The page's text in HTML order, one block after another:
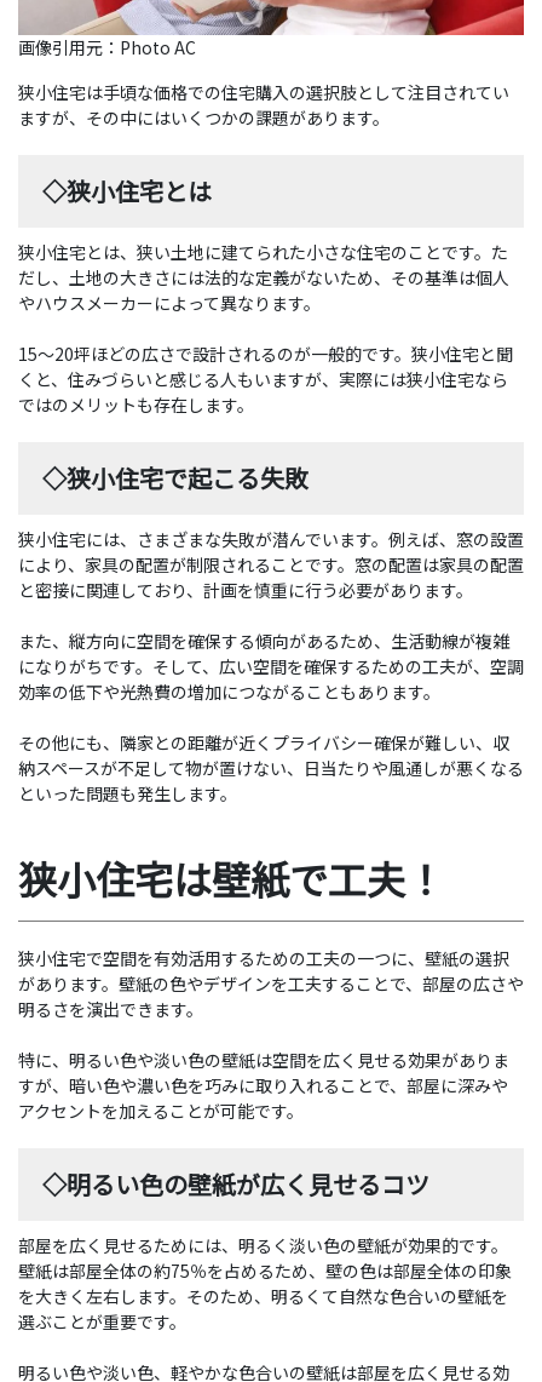
画像引用元：Photo AC
狭小住宅は手頃な価格での住宅購入の選択肢として注目されてい
ますが、その中にはいくつかの課題があります。
◇狭小住宅とは
狭小住宅とは、狭い土地に建てられた小さな住宅のことです。た
だし、土地の大きさには法的な定義がないため、その基準は個人
やハウスメーカーによって異なります。
15〜20坪ほどの広さで設計されるのが一般的です。狭小住宅と聞
くと、住みづらいと感じる人もいますが、実際には狭小住宅なら
ではのメリットも存在します。
◇狭小住宅で起こる失敗
狭小住宅には、さまざまな失敗が潜んでいます。例えば、窓の設置
により、家具の配置が制限されることです。窓の配置は家具の配置
と密接に関連しており、計画を慎重に行う必要があります。
また、縦方向に空間を確保する傾向があるため、生活動線が複雑
になりがちです。そして、広い空間を確保するための工夫が、空調
効率の低下や光熱費の増加につながることもあります。
その他にも、隣家との距離が近くプライバシー確保が難しい、収
納スペースが不足して物が置けない、日当たりや風通しが悪くなる
といった問題も発生します。
狭小住宅は壁紙で工夫！
狭小住宅で空間を有効活用するための工夫の一つに、壁紙の選択
があります。壁紙の色やデザインを工夫することで、部屋の広さや
明るさを演出できます。
特に、明るい色や淡い色の壁紙は空間を広く見せる効果がありま
すが、暗い色や濃い色を巧みに取り入れることで、部屋に深みや
アクセントを加えることが可能です。
◇明るい色の壁紙が広く見せるコツ
部屋を広く見せるためには、明るく淡い色の壁紙が効果的です。
壁紙は部屋全体の約75％を占めるため、壁の色は部屋全体の印象
を大きく左右します。そのため、明るくて自然な色合いの壁紙を
選ぶことが重要です。
明るい色や淡い色、軽やかな色合いの壁紙は部屋を広く見せる効